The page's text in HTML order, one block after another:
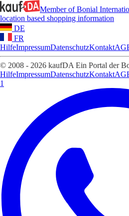
Member of Bonial
location based shopping information
DE
FR
HilfeImpressumDatenschutzKontakt
© 2008 - 2026 kaufDA Ein Portal der
HilfeImpressumDatenschutzKontakt
1